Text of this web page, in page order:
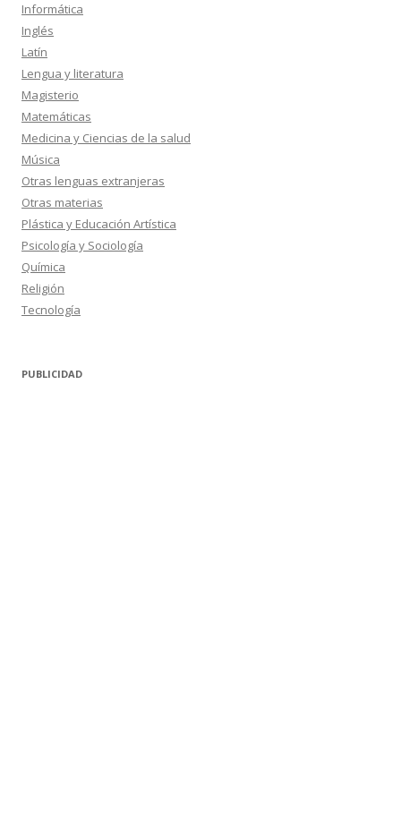
Informática
Inglés
Latín
Lengua y literatura
Magisterio
Matemáticas
Medicina y Ciencias de la salud
Música
Otras lenguas extranjeras
Otras materias
Plástica y Educación Artística
Psicología y Sociología
Química
Religión
Tecnología
PUBLICIDAD